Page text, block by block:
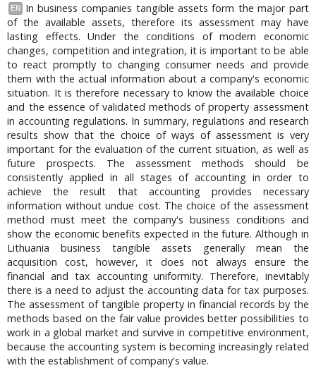
EN
In business companies tangible assets form the major part
of the available assets, therefore its assessment may have
lasting effects. Under the conditions of modern economic
changes, competition and integration, it is important to be able
to react promptly to changing consumer needs and provide
them with the actual information about a company's economic
situation. It is therefore necessary to know the available choice
and the essence of validated methods of property assessment
in accounting regulations. In summary, regulations and research
results show that the choice of ways of assessment is very
important for the evaluation of the current situation, as well as
future prospects. The assessment methods should be
consistently applied in all stages of accounting in order to
achieve the result that accounting provides necessary
information without undue cost. The choice of the assessment
method must meet the company's business conditions and
show the economic benefits expected in the future. Although in
Lithuania business tangible assets generally mean the
acquisition cost, however, it does not always ensure the
financial and tax accounting uniformity. Therefore, inevitably
there is a need to adjust the accounting data for tax purposes.
The assessment of tangible property in financial records by the
methods based on the fair value provides better possibilities to
work in a global market and survive in competitive environment,
because the accounting system is becoming increasingly related
with the establishment of company's value.